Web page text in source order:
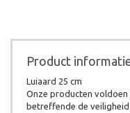
Product
Luiaard 25 cm
Onze producten voldoen
betreffende de